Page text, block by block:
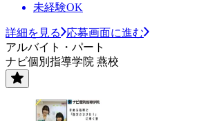
未経験OK
詳細を見る
応募画面に進む
アルバイト・パート
ナビ個別指導学院 燕校